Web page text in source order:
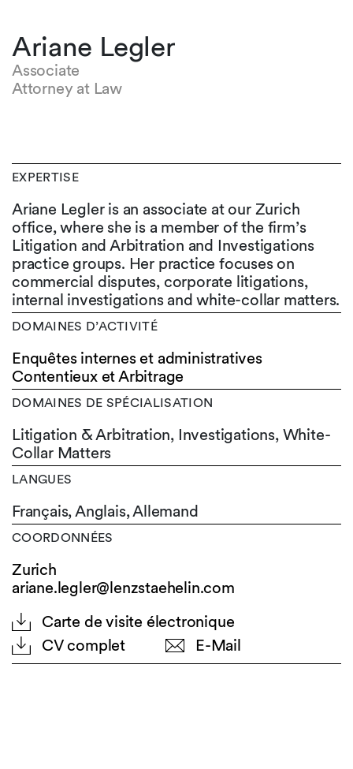
Ariane Legler
Associate
Attorney at Law
EXPERTISE
Ariane Legler is an associate at our Zurich
office, where she is a member of the firm’s
Litigation and Arbitration and Investigations
practice groups. Her practice focuses on
commercial disputes, corporate litigations,
internal investigations and white-collar matters.
DOMAINES D’ACTIVITÉ
Enquêtes internes et administratives
Contentieux et Arbitrage
DOMAINES DE SPÉCIALISATION
Litigation & Arbitration, Investigations, White-
Collar Matters
LANGUES
Français,Anglais,Allemand
COORDONNÉES
Zurich
ariane.legler@lenzstaehelin.com
Carte de visite électronique
CV complet
E-Mail